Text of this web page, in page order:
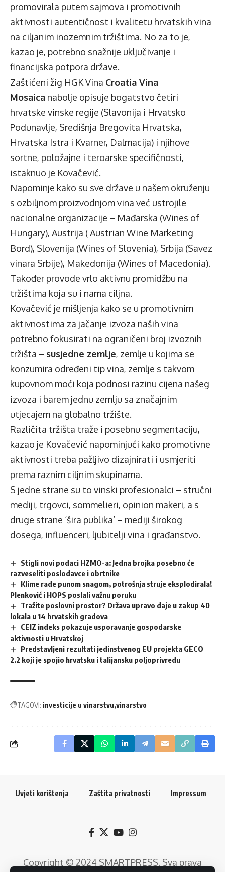
promovirala putem sajmova i promotivnih
aktivnosti autentičnost i kvalitetu hrvatskih vina
na ciljanim inozemnim tržištima. No za to je,
kazao je, potrebno snažnije uključivanje i
financijska potpora države.
Zaštićeni žig HGK Vina Croatia Vina
Mosaica nabolje opisuje bogatstvo četiri
hrvatske vinske regije (Slavonija i Hrvatsko
Podunavlje, Središnja Bregovita Hrvatska,
Hrvatska Istra i Kvarner, Dalmacija) i njihove
sortne, položajne i teroarske specifičnosti,
istaknuo je Kovačević.
Napominje kako su sve države u našem okruženju
s ozbiljnom proizvodnjom vina već ustrojile
nacionalne organizacije – Mađarska (Wines of
Hungary), Austrija ( Austrian Wine Marketing
Bord), Slovenija (Wines of Slovenia), Srbija (Savez
vinara Srbije), Makedonija (Wines of Macedonia).
Također provode vrlo aktivnu promidžbu na
tržištima koja su i nama ciljna.
Kovačević je mišljenja kako se u promotivnim
aktivnostima za jačanje izvoza naših vina
potrebno fokusirati na ograničeni broj izvoznih
tržišta – susjedne zemlje, zemlje u kojima se
konzumira određeni tip vina, zemlje s takvom
kupovnom moći koja podnosi razinu cijena našeg
izvoza i barem jednu zemlju sa značajnim
utjecajem na globalno tržište.
Različita tržišta traže i posebnu segmentaciju,
kazao je Kovačević napominjući kako promotivne
aktivnosti treba pažljivo dizajnirati i usmjeriti
prema raznim ciljnim skupinama.
S jedne strane su to vinski profesionalci – stručni
mediji, trgovci, sommelieri, opinion makeri, a s
druge strane ‘šira publika’ – mediji širokog
dosega, influenceri, ljubitelji vina i građanstvo.
Stigli novi podaci HZMO-a: Jedna brojka posebno će
razveseliti poslodavce i obrtnike
Klime rade punom snagom, potrošnja struje eksplodirala!
Plenković i HOPS poslali važnu poruku
Tražite poslovni prostor? Država upravo daje u zakup 40
lokala u 14 hrvatskih gradova
CEIZ indeks pokazuje usporavanje gospodarske
aktivnosti u Hrvatskoj
Predstavljeni rezultati jedinstvenog EU projekta GECO
2.2 koji je spojio hrvatsku i talijansku poljoprivredu
TAGOVI: investicije u vinarstvu vinarstvo
Uvjeti korištenja Zaštita privatnosti Impressum
Copyright © 2024 SMARTPRESS. Sva prava